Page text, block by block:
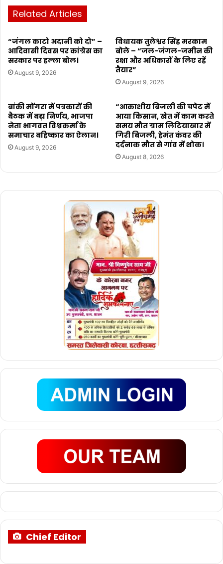
Related Articles
“जंगल काटो अदानी को दो” –
आदिवासी दिवस पर कांग्रेस का
सरकार पर हल्ला बोल।
August 9, 2026
विधायक तुलेश्वर सिंह मरकाम
बोले – “जल-जंगल-जमीन की
रक्षा और अधिकारों के लिए रहें
तैयार”
August 9, 2026
बांकी मोंगरा में पत्रकारों की
बैठक में बड़ा निर्णय, भाजपा
नेता भागवत विश्वकर्मा के
समाचार बहिष्कार का ऐलान।
August 9, 2026
“आकाशीय बिजली की चपेट में
आया किसान, खेत में काम करते
समय मौत ग्राम लिटियाखार में
गिरी बिजली, हेमंत कंवर की
दर्दनाक मौत से गांव में शोक।
August 8, 2026
Chief Editor